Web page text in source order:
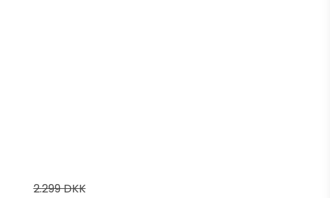
2.299 DKK